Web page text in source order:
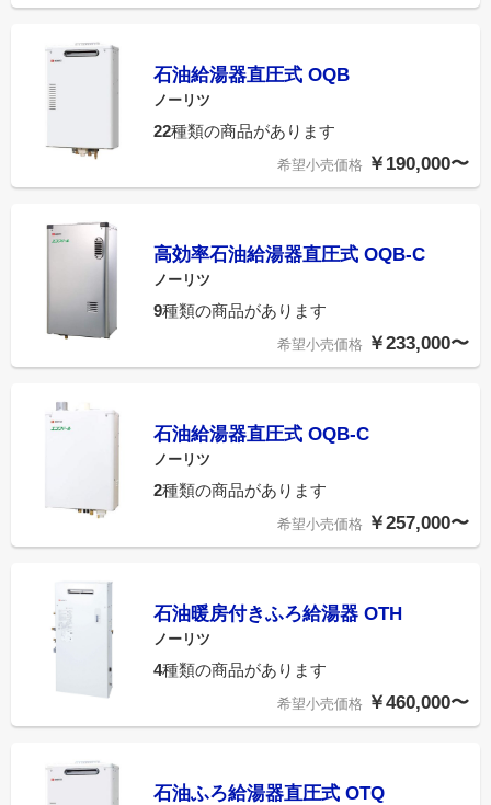
石油給湯器直圧式 OQB
ノーリツ
22種類の商品があります
希望小売価格 ￥190,000〜
高効率石油給湯器直圧式 OQB-C
ノーリツ
9種類の商品があります
希望小売価格 ￥233,000〜
石油給湯器直圧式 OQB-C
ノーリツ
2種類の商品があります
希望小売価格 ￥257,000〜
石油暖房付きふろ給湯器 OTH
ノーリツ
4種類の商品があります
希望小売価格 ￥460,000〜
石油ふろ給湯器直圧式 OTQ